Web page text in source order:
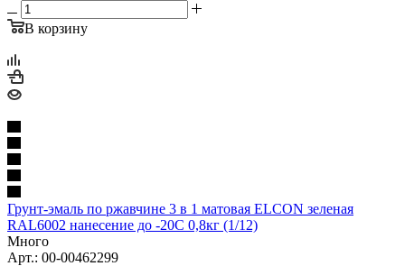
В корзину
Грунт-эмаль по ржавчине 3 в 1 матовая ELCON зеленая
RAL6002 нанесение до -20С 0,8кг (1/12)
Много
Арт.: 00-00462299